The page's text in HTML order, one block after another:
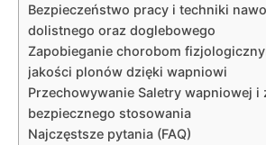
Bezpieczeństwo pracy i techniki
dolistnego oraz doglebowego
Zapobieganie chorobom
jakości plonów dzięki wapniowi
Przechowywanie Saletry wapniowej i
bezpiecznego stosowania
Najczęstsze pytania (FAQ)